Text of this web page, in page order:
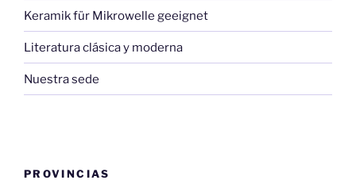
Keramik für Mikrowelle geeignet
Literatura clásica y moderna
Nuestra sede
PROVINCIAS